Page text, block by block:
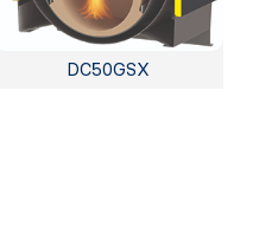
DC50GSX